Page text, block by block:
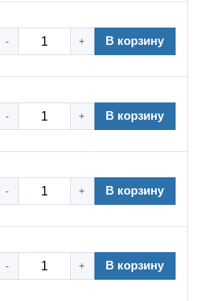
- + В корзину
- + В корзину
- + В корзину
- + В корзину